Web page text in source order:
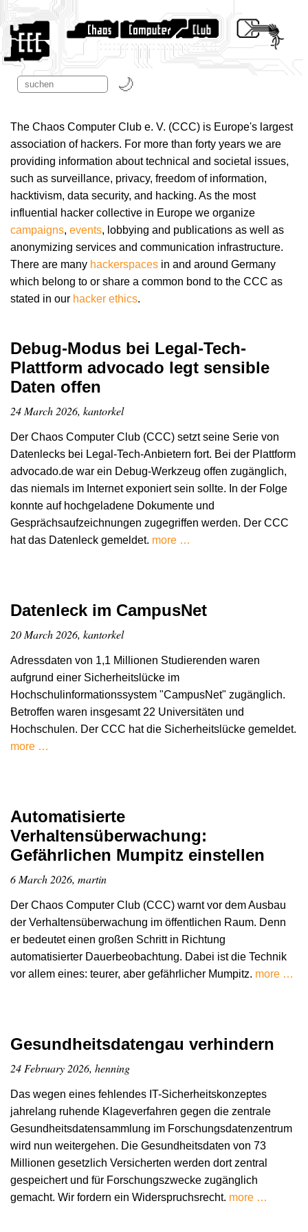
The Chaos Computer Club e. V. (CCC) is Europe's largest
association of hackers. For more than forty years we are
providing information about technical and societal issues,
such as surveillance, privacy, freedom of information,
hacktivism, data security, and hacking. As the most
influential hacker collective in Europe we organize
campaigns, events, lobbying and publications as well as
anonymizing services and communication infrastructure.
There are many hackerspaces in and around Germany
which belong to or share a common bond to the CCC as
stated in our hacker ethics.
Debug-Modus bei Legal-Tech-
Plattform advocado legt sensible
Daten offen
24 March 2026, kantorkel
Der Chaos Computer Club (CCC) setzt seine Serie von
Datenlecks bei Legal-Tech-Anbietern fort. Bei der Plattform
advocado.de war ein Debug-Werkzeug offen zugänglich,
das niemals im Internet exponiert sein sollte. In der Folge
konnte auf hochgeladene Dokumente und
Gesprächsaufzeichnungen zugegriffen werden. Der CCC
hat das Datenleck gemeldet. more …
Datenleck im CampusNet
20 March 2026, kantorkel
Adressdaten von 1,1 Millionen Studierenden waren
aufgrund einer Sicherheitslücke im
Hochschulinformationssystem "CampusNet" zugänglich.
Betroffen waren insgesamt 22 Universitäten und
Hochschulen. Der CCC hat die Sicherheitslücke gemeldet.
more …
Automatisierte
Verhaltensüberwachung:
Gefährlichen Mumpitz einstellen
6 March 2026, martin
Der Chaos Computer Club (CCC) warnt vor dem Ausbau
der Verhaltensüberwachung im öffentlichen Raum. Denn
er bedeutet einen großen Schritt in Richtung
automatisierter Dauerbeobachtung. Dabei ist die Technik
vor allem eines: teurer, aber gefährlicher Mumpitz. more …
Gesundheitsdatengau verhindern
24 February 2026, henning
Das wegen eines fehlendes IT-Sicherheitskonzeptes
jahrelang ruhende Klageverfahren gegen die zentrale
Gesundheitsdatensammlung im Forschungsdatenzentrum
wird nun weitergehen. Die Gesundheitsdaten von 73
Millionen gesetzlich Versicherten werden dort zentral
gespeichert und für Forschungszwecke zugänglich
gemacht. Wir fordern ein Widerspruchsrecht. more …